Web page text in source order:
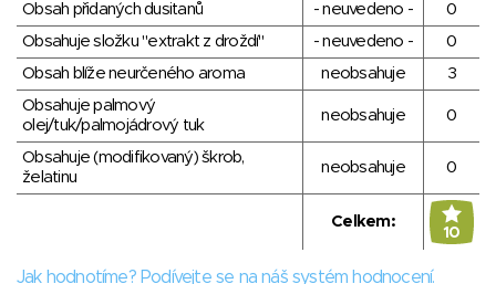
Obsah přidaných dusitanů
- neuvedeno -
0
Obsahuje složku "extrakt z droždí"
- neuvedeno -
0
Obsah blíže neurčeného aroma
neobsahuje
3
Obsahuje palmový
olej/tuk/palmojádrový tuk
neobsahuje 0
Obsahuje (modifikovaný) škrob,
želatinu
neobsahuje 0
Celkem:
10
Jak hodnotíme? Podívejte se na náš systém hodnocení.